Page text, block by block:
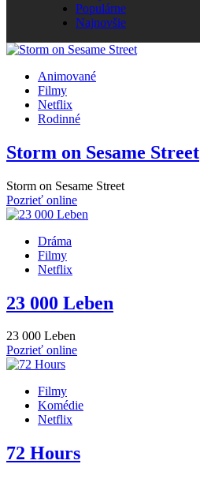
Populárne
Najnovšie
Animované
Filmy
Netflix
Rodinné
Storm on Sesame Street
Storm on Sesame Street
Pozrieť online
Dráma
Filmy
Netflix
23 000 Leben
23 000 Leben
Pozrieť online
Filmy
Komédie
Netflix
72 Hours